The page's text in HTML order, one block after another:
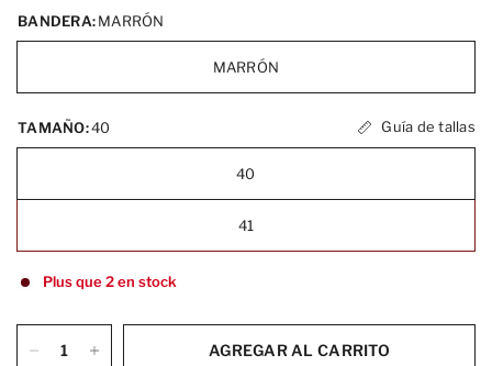
BANDERA:MARRÓN
MARRÓN
TAMAÑO:40 Guía de tallas
40
41
Plus que 2 en stock
AGREGAR AL CARRITO